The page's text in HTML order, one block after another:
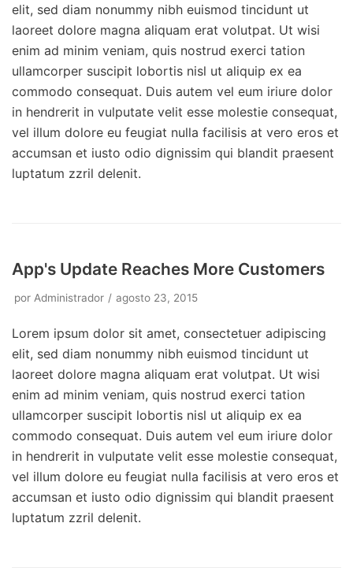
elit, sed diam nonummy nibh euismod tincidunt ut
laoreet dolore magna aliquam erat volutpat. Ut wisi
enim ad minim veniam, quis nostrud exerci tation
ullamcorper suscipit lobortis nisl ut aliquip ex ea
commodo consequat. Duis autem vel eum iriure dolor
in hendrerit in vulputate velit esse molestie consequat,
vel illum dolore eu feugiat nulla facilisis at vero eros et
accumsan et iusto odio dignissim qui blandit praesent
luptatum zzril delenit.
App's Update Reaches More Customers
por Administrador agosto 23, 2015
Lorem ipsum dolor sit amet, consectetuer adipiscing
elit, sed diam nonummy nibh euismod tincidunt ut
laoreet dolore magna aliquam erat volutpat. Ut wisi
enim ad minim veniam, quis nostrud exerci tation
ullamcorper suscipit lobortis nisl ut aliquip ex ea
commodo consequat. Duis autem vel eum iriure dolor
in hendrerit in vulputate velit esse molestie consequat,
vel illum dolore eu feugiat nulla facilisis at vero eros et
accumsan et iusto odio dignissim qui blandit praesent
luptatum zzril delenit.